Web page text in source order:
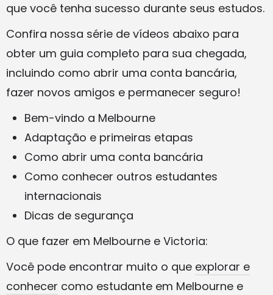
que você tenha sucesso durante seus estudos.
Confira nossa série de vídeos abaixo para
obter um guia completo para sua chegada,
incluindo como abrir uma conta bancária,
fazer novos amigos e permanecer seguro!
Bem-vindo a Melbourne
Adaptação e primeiras etapas
Como abrir uma conta bancária
Como conhecer outros estudantes
internacionais
Dicas de segurança
O que fazer em Melbourne e Victoria:
Você pode encontrar muito o que explorar e
conhecer como estudante em Melbourne e